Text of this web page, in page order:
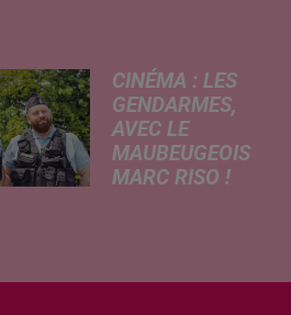
CINÉMA : LES
GENDARMES,
AVEC LE
MAUBEUGEOIS
MARC RISO !
de la célèbre bande